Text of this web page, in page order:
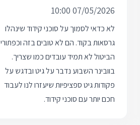
07/05/2026 10:00
לא כדאי לסמוך על סוכני קידוד שינהלו
גרסאות בקוד. הם לא טובים בזה וכפתורי
הביטול לא תמיד עובדים כמו שצריך.
בוובינר השבוע נדבר על גיט ובדגש על
פקודות גיט ספציפיות שיעזרו לנו לעבוד
חכם יותר עם סוכני קידוד.